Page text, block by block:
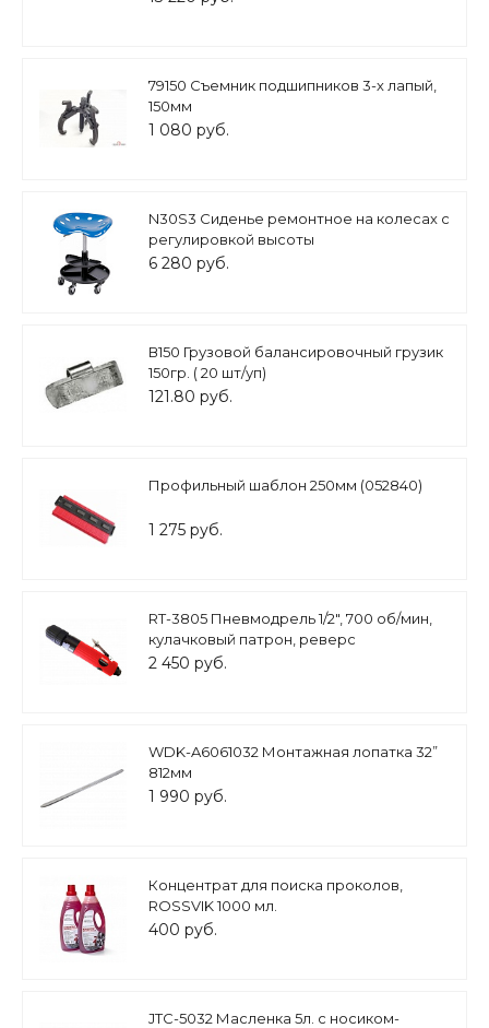
79150 Съемник подшипников 3-х лапый,
150мм
1 080 руб.
N30S3 Сиденье ремонтное на колесах с
регулировкой высоты
6 280 руб.
В150 Грузовой балансировочный грузик
150гр. ( 20 шт/уп)
121.80 руб.
Профильный шаблон 250мм (052840)
1 275 руб.
RT-3805 Пневмодрель 1/2", 700 об/мин,
кулачковый патрон, реверс
2 450 руб.
WDK-A6061032 Монтажная лопатка 32”
812мм
1 990 руб.
Концентрат для поиска проколов,
ROSSVIK 1000 мл.
400 руб.
JTC-5032 Масленка 5л. с носиком-